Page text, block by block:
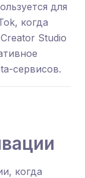
для
когда
Studio
сервисов.
когда